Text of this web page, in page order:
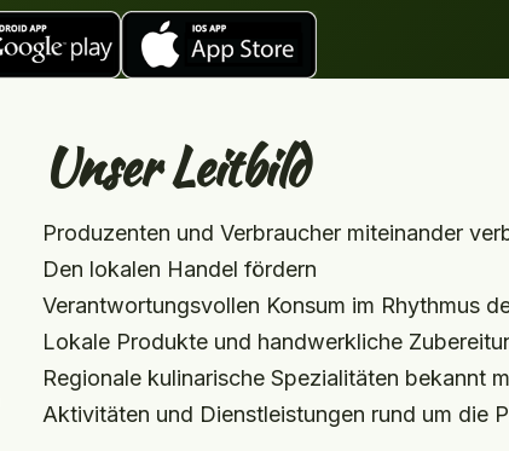
Unser Leitbild
Produzenten und Verbraucher miteinander
Den lokalen Handel fördern
Verantwortungsvollen Konsum im Rhythmus
Lokale Produkte und handwerkliche
Regionale kulinarische Spezialitäten bekannt
Aktivitäten und Dienstleistungen rund um die